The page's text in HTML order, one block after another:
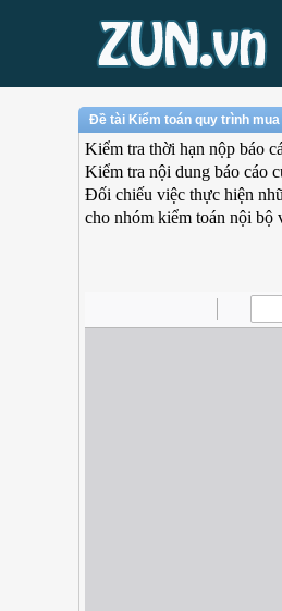
Đề tài Kiểm toán quy trình mua
Kiểm tra thời hạn nộp báo
Kiểm tra nội dung báo cáo
Đối chiếu việc thực hiện
cho nhóm kiểm toán nội bộ